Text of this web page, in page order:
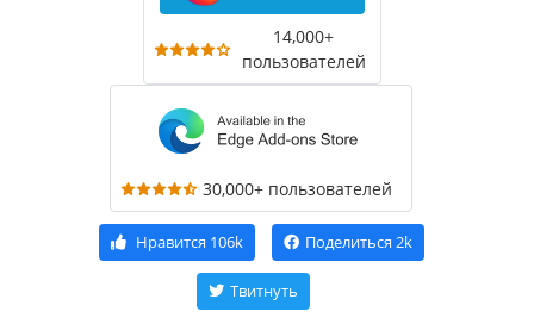
14,000+
пользователей
30,000+ пользователей
Нравится 106k Поделиться 2k
Твитнуть